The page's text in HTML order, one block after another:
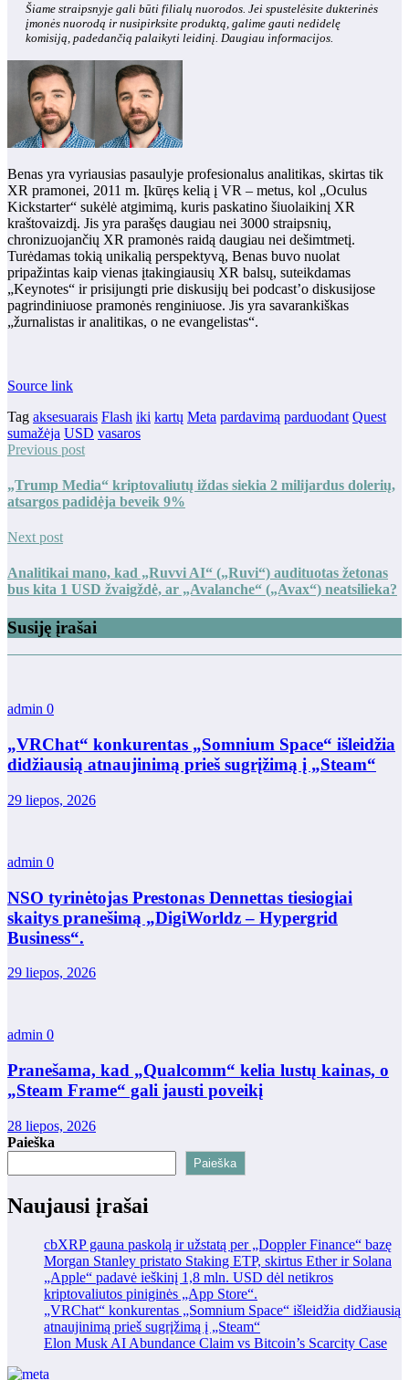
Šiame straipsnyje gali būti filialų nuorodos. Jei spustelėsite dukterinės
įmonės nuorodą ir nusipirksite produktą, galime gauti nedidelę
komisiją, padedančią palaikyti leidinį. Daugiau informacijos.
Benas yra vyriausias pasaulyje profesionalus analitikas, skirtas tik
XR pramonei, 2011 m. Įkūręs kelią į VR – metus, kol „Oculus
Kickstarter“ sukėlė atgimimą, kuris paskatino šiuolaikinį XR
kraštovaizdį. Jis yra parašęs daugiau nei 3000 straipsnių,
chronizuojančių XR pramonės raidą daugiau nei dešimtmetį.
Turėdamas tokią unikalią perspektyvą, Benas buvo nuolat
pripažintas kaip vienas įtakingiausių XR balsų, suteikdamas
„Keynotes“ ir prisijungti prie diskusijų bei podcast’o diskusijose
pagrindiniuose pramonės renginiuose. Jis yra savarankiškas
„žurnalistas ir analitikas, o ne evangelistas“.
Source link
Tag aksesuarais Flash iki kartų Meta pardavimą parduodant Quest
sumažėja USD vasaros
Previous post
„Trump Media“ kriptovaliutų iždas siekia 2 milijardus dolerių,
atsargos padidėja beveik 9%
Next post
Analitikai mano, kad „Ruvvi AI“ („Ruvi“) audituotas žetonas
bus kita 1 USD žvaigždė, ar „Avalanche“ („Avax“) neatsilieka?
Susiję įrašai
admin 0
„VRChat“ konkurentas „Somnium Space“ išleidžia
didžiausią atnaujinimą prieš sugrįžimą į „Steam“
29 liepos, 2026
admin 0
NSO tyrinėtojas Prestonas Dennettas tiesiogiai
skaitys pranešimą „DigiWorldz – Hypergrid
Business“.
29 liepos, 2026
admin 0
Pranešama, kad „Qualcomm“ kelia lustų kainas, o
„Steam Frame“ gali jausti poveikį
28 liepos, 2026
Paieška
Paieška
Naujausi įrašai
cbXRP gauna paskolą ir užstatą per „Doppler Finance“ bazę
Morgan Stanley pristato Staking ETP, skirtus Ether ir Solana
„Apple“ padavė ieškinį 1,8 mln. USD dėl netikros
kriptovaliutos piniginės „App Store“.
„VRChat“ konkurentas „Somnium Space“ išleidžia didžiausią
atnaujinimą prieš sugrįžimą į „Steam“
Elon Musk AI Abundance Claim vs Bitcoin’s Scarcity Case